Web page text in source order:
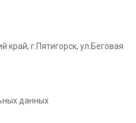
край, г.Пятигорск, ул.Беговая
данных